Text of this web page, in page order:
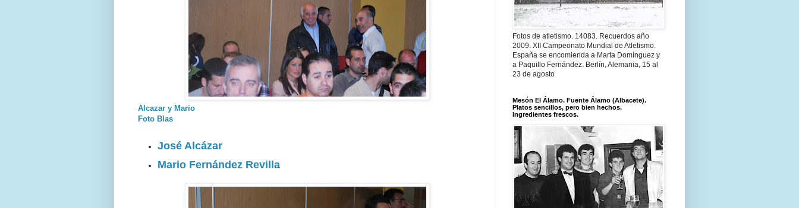
Alcazar y Mario
Foto Blas
José Alcázar
Mario Fernández Revilla
Fotos de atletismo. 14083. Recuerdos año
2009. XII Campeonato Mundial de Atletismo.
España se encomienda a Marta Domínguez y
a Paquillo Fernández. Berlín, Alemania, 15 al
23 de agosto
Mesón El Álamo. Fuente Álamo (Albacete).
Platos sencillos, pero bien hechos.
Ingredientes frescos.